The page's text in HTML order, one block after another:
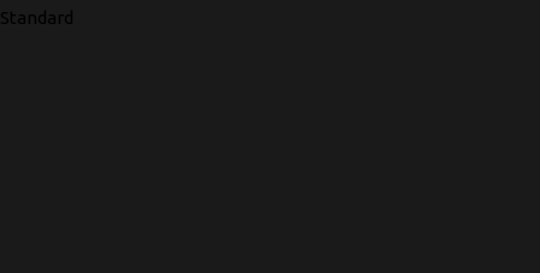
Standard